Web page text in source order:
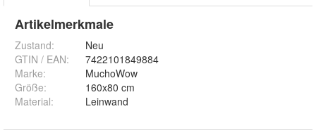
Artikelmerkmale
Zustand:
Neu
GTIN / EAN:
7422101849884
Marke:
MuchoWow
Größe:
160x80 cm
Material: Leinwand